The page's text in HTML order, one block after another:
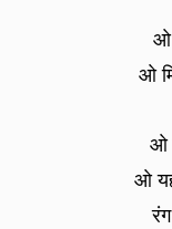
ओ
ओ
ओ
ओ